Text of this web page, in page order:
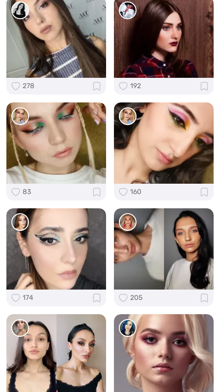
278 192
83 160
174 205